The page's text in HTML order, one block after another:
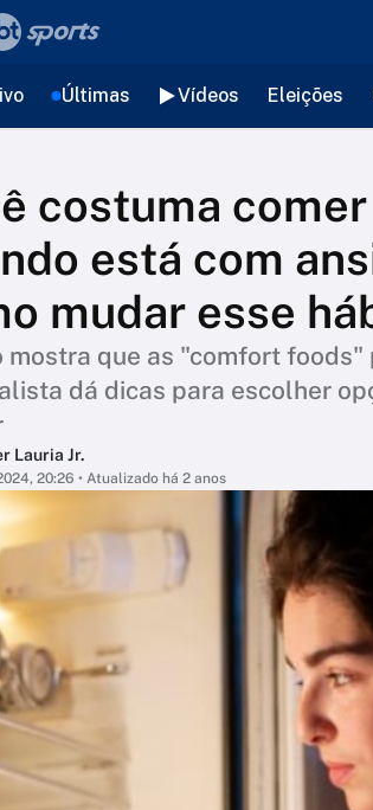
Últimas Vídeos Eleições
costuma
está com
mudar esse
mostra que as "comfort foods"
dá dicas para escolher
Lauria Jr.
20:26 • Atualizado há 2 anos